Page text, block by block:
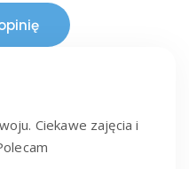
Ciekawe zajęcia i